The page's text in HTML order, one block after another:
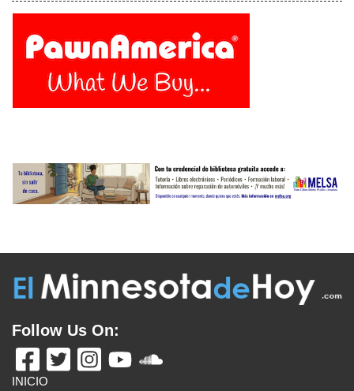
Follow Us On:
INICIO